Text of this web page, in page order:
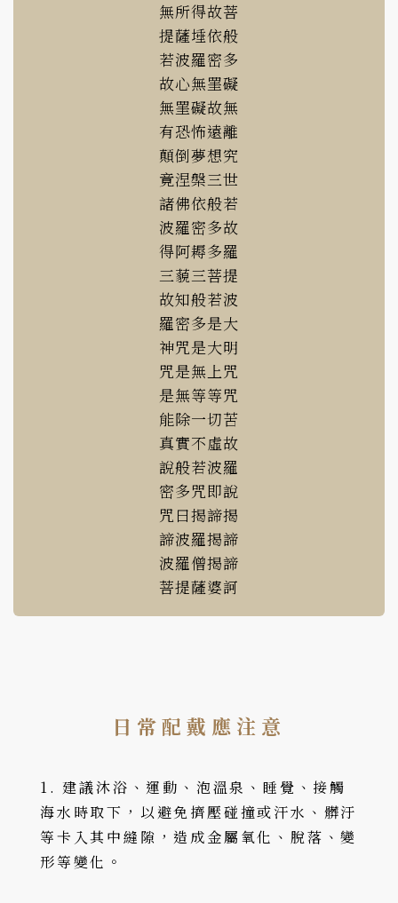
無所得故菩
提薩埵依般
若波羅密多
故心無罣礙
無罣礙故無
有恐怖遠離
顛倒夢想究
竟涅槃三世
諸佛依般若
波羅密多故
得阿耨多羅
三藐三菩提
故知般若波
羅密多是大
神咒是大明
咒是無上咒
是無等等咒
能除一切苦
真實不虛故
說般若波羅
密多咒即說
咒曰揭諦揭
諦波羅揭諦
波羅僧揭諦
菩提薩婆訶
日常配戴應注意
1. 建議沐浴、運動、泡溫泉、睡覺、接觸
海水時取下，以避免擠壓碰撞或汗水、髒汙
等卡入其中縫隙，造成金屬氧化、脫落、變
形等變化。